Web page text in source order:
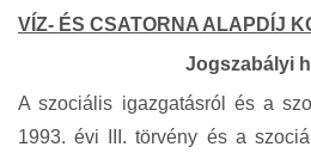
VÍZ- ÉS CSATORNA ALAPDÍJ
Jogszabályi
A szociális igazgatásról és a
1993. évi III. törvény és a